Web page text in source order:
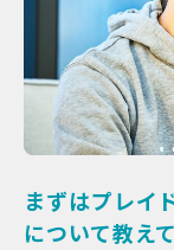
まずはプレイ
について教え